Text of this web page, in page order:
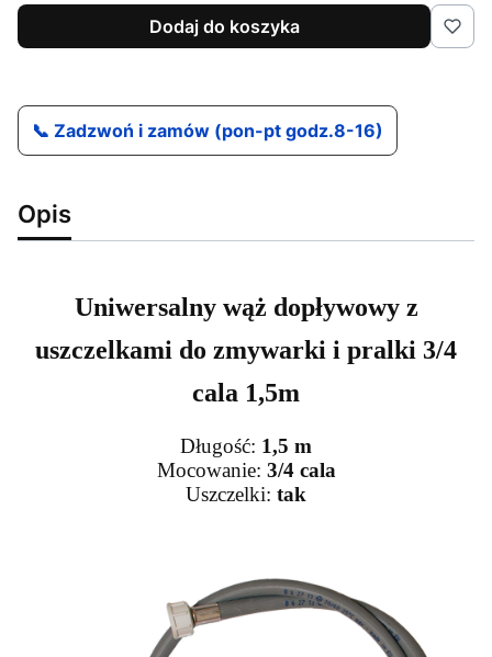
Dodaj do koszyka
📞 Zadzwoń i zamów (pon-pt godz.8-16)
Opis
Uniwersalny wąż dopływowy z
uszczelkami do zmywarki i pralki 3/4
cala 1,5m
Długość: 1,5 m
Mocowanie: 3/4 cala
Uszczelki: tak